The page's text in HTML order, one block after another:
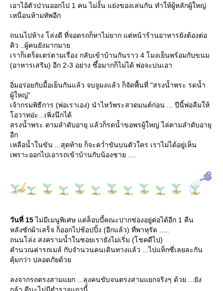
เอาไอ้ตัวป่วนออกไป 1 คน ไม่งั้น แย่งของเล่นกัน ทำให้ผู้หลักผู้ใหญ่
เหนื่อนห้ามทัพอีก
ถนนไปห้าง โล่งดี ที่จอดรถก็หาไม่ยาก แต่หน้าร้านอาหารยังต้องต่อ
คิว ..ผู้คนยังมากมา
เราก็เตร็ดเตร่ตามเรื่อง กลับเข้าบ้านกันราว 4 โมงเย็นพร้อมกับขนม
(อาหารเสริม) อีก 2-3 อย่าง ซึ้อมากก็ไม่ได้ พ่อจะบ่นเอา
อิ่มอร่อยกับมื้อเย็นกันแล้ว จบจูมงแล้ว ก็จัดพื้นที่ "สรงน้ำพระ รดน้ำ
ผู้ใหญ่"
เจ้ากรมพิธีการ (พ่อเราเอง) นำไหว้พระสวดมนต์ก่อน ... ปีนี้พ่อลืมให้
อวาทอ่ะ ..เพิ่งนึกได้
สรงน้ำพระ ตามลำดับอายุ แล้วก็รดน้ำขอพรผู้ใหญ่ ไล่ตามลำดับอายุ
อีก
เหลือน้ำในขัน ...สุดท้าย ก็จะคว่ำขันบนตัวใคร เราไม่ได้อยู่เห็น
เพราะออกไปเอารถเข้าบ้านกับน้องชาย ....
วันที่ 15ไม่มีเมนูพิเศษ แต่ล็อบบี้คณะปากช่องอยู่ต่อได้อีก 1 คืน
หลังซักผ้าเสร็จ ก็ออกไปช้อปปิ้ง (อีกแล้ว) ที่พาหุรัด .....
ถนนโล่ง สงครามน้ำในซอยเรายังไม่เริ่ม (โชคดีไป)
คำนวณค่ารถเมล์ กับจำนวนคนเดินทางแล้ว ...ไปแท็กซี่เลยละกัน
คุ้มกว่า ปลอดภัยด้ว
ลงจากรถตรงสามแยก ...ลุงคนขับจนตรงสามแยกจริงๆ ด้วย ...ยัง